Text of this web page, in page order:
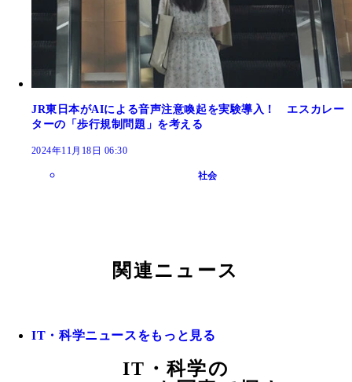
JR東日本がAIによる音声注意喚起を実験導入！ エスカレー
ターの「歩行規制問題」を考える
2024年11月18日 06:30
社会
関連ニュース
IT・科学ニュースをもっと見る
IT・科学の